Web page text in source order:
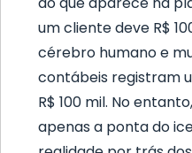
um cliente deve R$
cérebro humano e
contábeis registram
R$ 100 mil. No
apenas a ponta do